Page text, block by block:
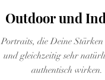
Outdoor und
Portraits, die Deine Stärken
und gleichzeitig sehr
authentisch wirken.